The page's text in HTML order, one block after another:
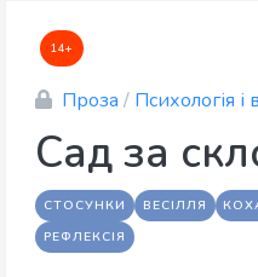
14+
Проза / Психологія і
Сад за
СТОСУНКИ ВЕСІЛЛЯ
РЕФЛЕКСІЯ